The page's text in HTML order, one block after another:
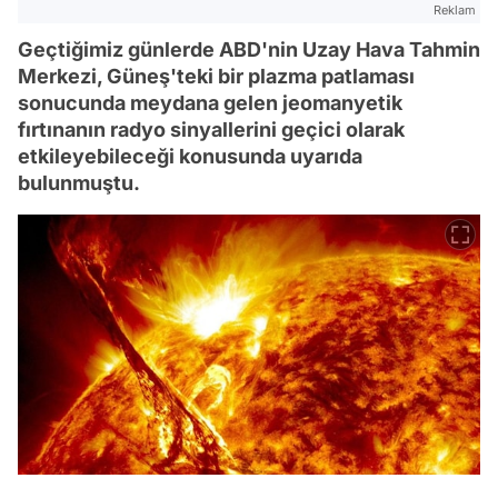
Reklam
Geçtiğimiz günlerde ABD'nin Uzay Hava Tahmin
Merkezi, Güneş'teki bir plazma patlaması
sonucunda meydana gelen jeomanyetik
fırtınanın radyo sinyallerini geçici olarak
etkileyebileceği konusunda uyarıda
bulunmuştu.